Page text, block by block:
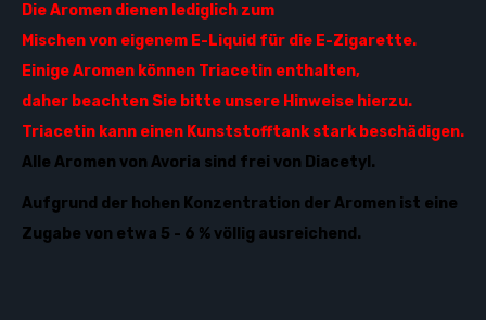
Die Aromen dienen lediglich zum
Mischen von eigenem E-Liquid für die E-Zigarette.
Einige Aromen können Triacetin enthalten,
daher beachten Sie bitte unsere Hinweise hierzu.
Triacetin kann einen Kunststofftank stark beschädigen.
Alle Aromen von Avoria sind frei von Diacetyl.
Aufgrund der hohen Konzentration der Aromen ist eine
Zugabe von etwa 5 - 6 % völlig ausreichend.